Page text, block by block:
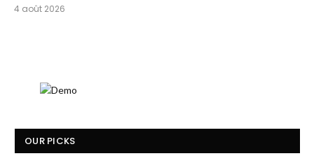
4 août 2026
OUR PICKS